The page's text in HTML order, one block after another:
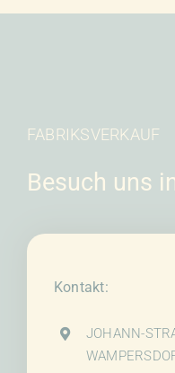
FABRIKSVERKAUF
Besuch uns
Kontakt:
JOHANN-